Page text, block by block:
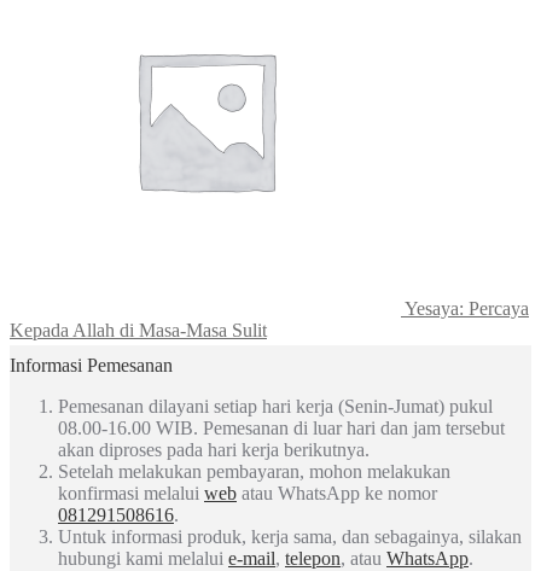
Yesaya: Percaya
Kepada Allah di Masa-Masa Sulit
Informasi Pemesanan
Pemesanan dilayani setiap hari kerja (Senin-Jumat) pukul
08.00-16.00 WIB. Pemesanan di luar hari dan jam tersebut
akan diproses pada hari kerja berikutnya.
Setelah melakukan pembayaran, mohon melakukan
konfirmasi melalui web atau WhatsApp ke nomor
081291508616.
Untuk informasi produk, kerja sama, dan sebagainya, silakan
hubungi kami melalui e-mail, telepon, atau WhatsApp.